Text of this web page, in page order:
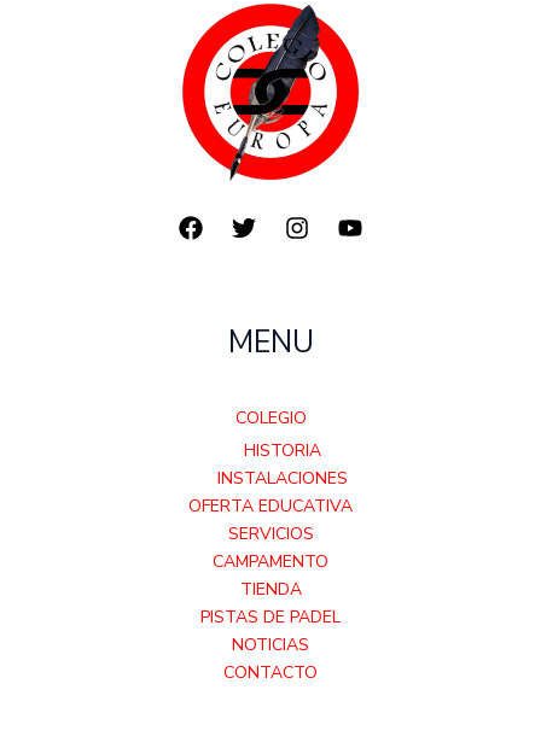
MENU
COLEGIO
HISTORIA
INSTALACIONES
OFERTA EDUCATIVA
SERVICIOS
CAMPAMENTO
TIENDA
PISTAS DE PADEL
NOTICIAS
CONTACTO